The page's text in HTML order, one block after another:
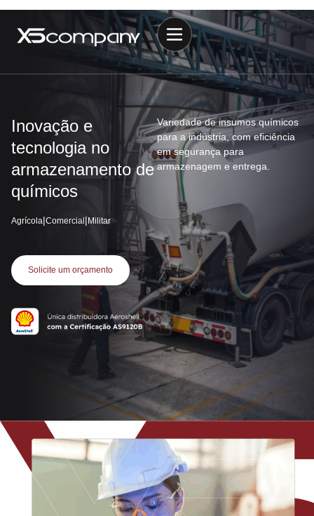
Inovação e
tecnologia no
armazenamento de
químicos
Agrícola|Comercial | Militar
Variedade de insumos químicos
para a indústria, com eficiência
em segurança para
armazenagem e entrega.
Solicite um orçamento